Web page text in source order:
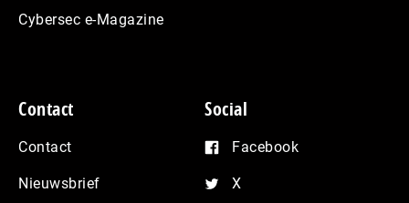
Cybersec e-Magazine
Contact
Contact
Nieuwsbrief
Social
Facebook
X